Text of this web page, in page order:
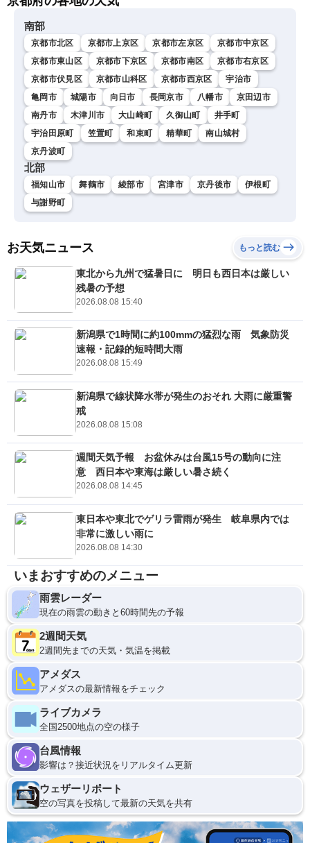
南部
京都市北区 京都市上京区 京都市左京区
京都市中京区
京都市東山区
京都市下京区 京都市南区
京都市右京区
京都市伏見区
京都市山科区 京都市西京区
宇治市
亀岡市
城陽市 向日市 長岡京市 八幡市
京田辺市
南丹市
木津川市 大山崎町 久御山町
井手町
宇治田原町
笠置町 和束町 精華町
南山城村
京丹波町
北部
福知山市 舞鶴市 綾部市 宮津市 京丹後市
伊根町
与謝野町
お天気ニュース もっと読む
東北から九州で猛暑日に 明日も西日本は厳しい
残暑の予想
2026.08.08 15:40
新潟県で1時間に約100mmの猛烈な雨 気象防災
速報・記録的短時間大雨
2026.08.08 15:49
新潟県で線状降水帯が発生のおそれ 大雨に厳重警
戒
2026.08.08 15:08
週間天気予報 お盆休みは台風15号の動向に注
意 西日本や東海は厳しい暑さ続く
2026.08.08 14:45
東日本や東北でゲリラ雷雨が発生 岐阜県内では
非常に激しい雨に
2026.08.08 14:30
いまおすすめのメニュー
雨雲レーダー
現在の雨雲の動きと60時間先の予報
2週間天気
2週間先までの天気・気温を掲載
アメダス
アメダスの最新情報をチェック
ライブカメラ
全国2500地点の空の様子
台風情報
影響は？接近状況をリアルタイム更新
ウェザーリポート
空の写真を投稿して最新の天気を共有